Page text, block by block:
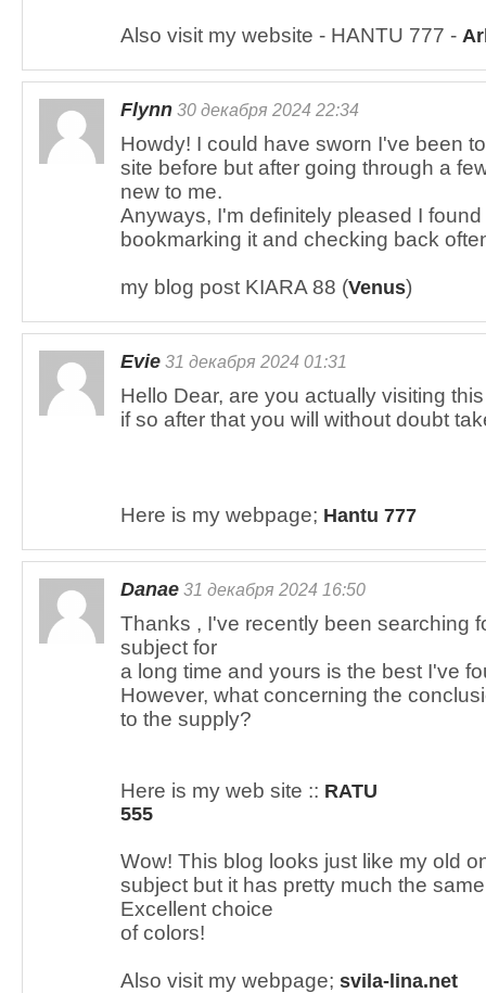
Also visit my website - HANTU 777 -
Flynn 30 декабря 2024 22:34
Howdy! I could have sworn I've been
site before but after going through a
new to me.
Anyways, I'm definitely pleased I
bookmarking it and checking back
my blog post KIARA 88 (Venus)
Evie 31 декабря 2024 01:31
Hello Dear, are you actually visiting
if so after that you will without doubt
Here is my webpage; Hantu 777
Danae 31 декабря 2024 16:50
Thanks , I've recently been searching
subject for
a long time and yours is the best I've
However, what concerning the
to the supply?
Here is my web site :: RATU
555
Wow! This blog looks just like my old
subject but it has pretty much the
Excellent choice
of colors!
Also visit my webpage; svila-lina.net